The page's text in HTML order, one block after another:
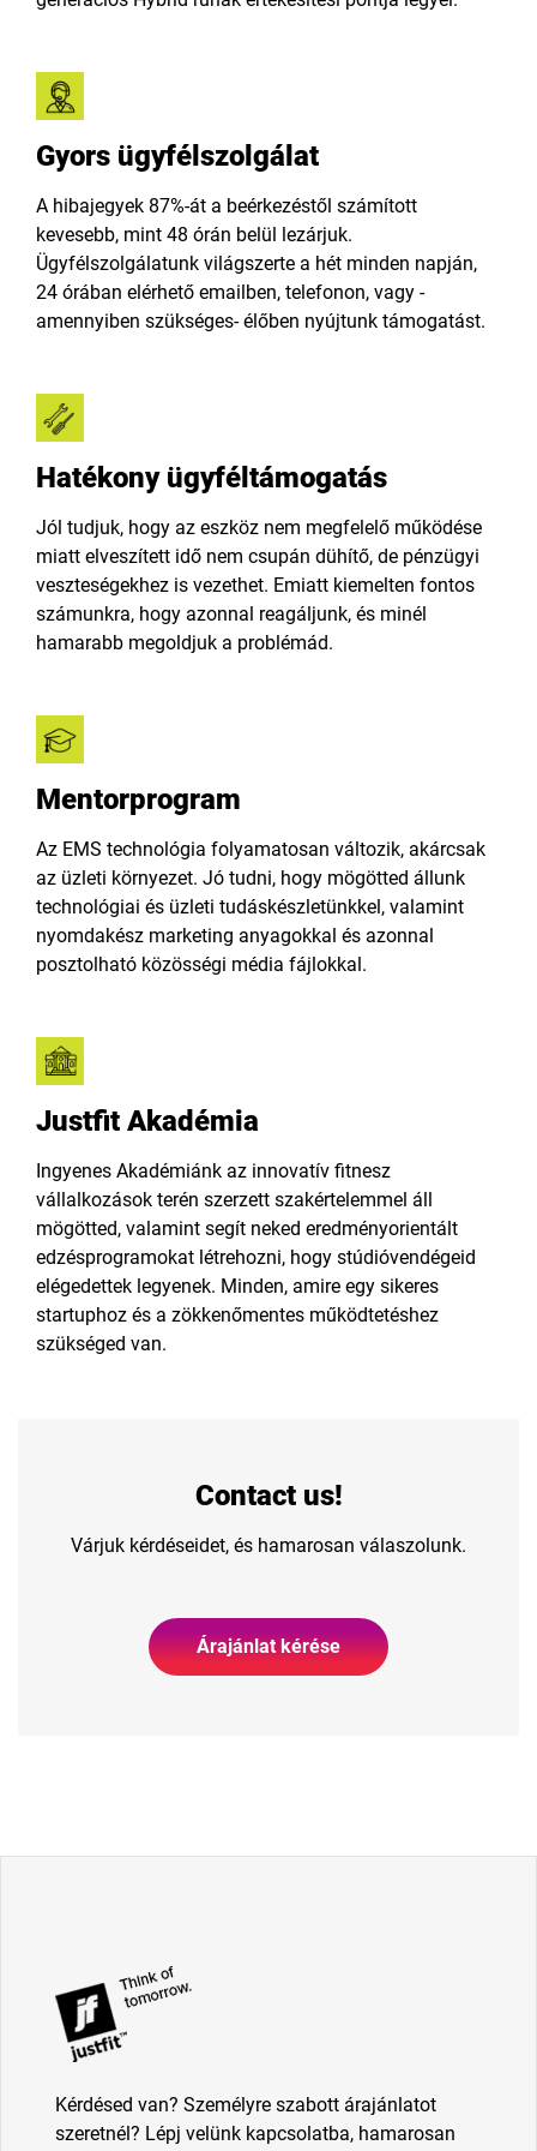
Gyors ügyfélszolgálat
A hibajegyek 87%-át a beérkezéstől számított
kevesebb, mint 48 órán belül lezárjuk.
Ügyfélszolgálatunk világszerte a hét minden napján,
24 órában elérhető emailben, telefonon, vagy -
amennyiben szükséges- élőben nyújtunk támogatást.
Hatékony ügyféltámogatás
Jól tudjuk, hogy az eszköz nem megfelelő működése
miatt elveszített idő nem csupán dühítő, de pénzügyi
veszteségekhez is vezethet. Emiatt kiemelten fontos
számunkra, hogy azonnal reagáljunk, és minél
hamarabb megoldjuk a problémád.
Mentorprogram
Az EMS technológia folyamatosan változik, akárcsak
az üzleti környezet. Jó tudni, hogy mögötted állunk
technológiai és üzleti tudáskészletünkkel, valamint
nyomdakész marketing anyagokkal és azonnal
posztolható közösségi média fájlokkal.
Justfit Akadémia
Ingyenes Akadémiánk az innovatív fitnesz
vállalkozások terén szerzett szakértelemmel áll
mögötted, valamint segít neked eredményorientált
edzésprogramokat létrehozni, hogy stúdióvendégeid
elégedettek legyenek. Minden, amire egy sikeres
startuphoz és a zökkenőmentes működtetéshez
szükséged van.
Contact us!
Várjuk kérdéseidet, és hamarosan válaszolunk.
Árajánlat kérése
Kérdésed van? Személyre szabott árajánlatot
szeretnél? Lépj velünk kapcsolatba, hamarosan